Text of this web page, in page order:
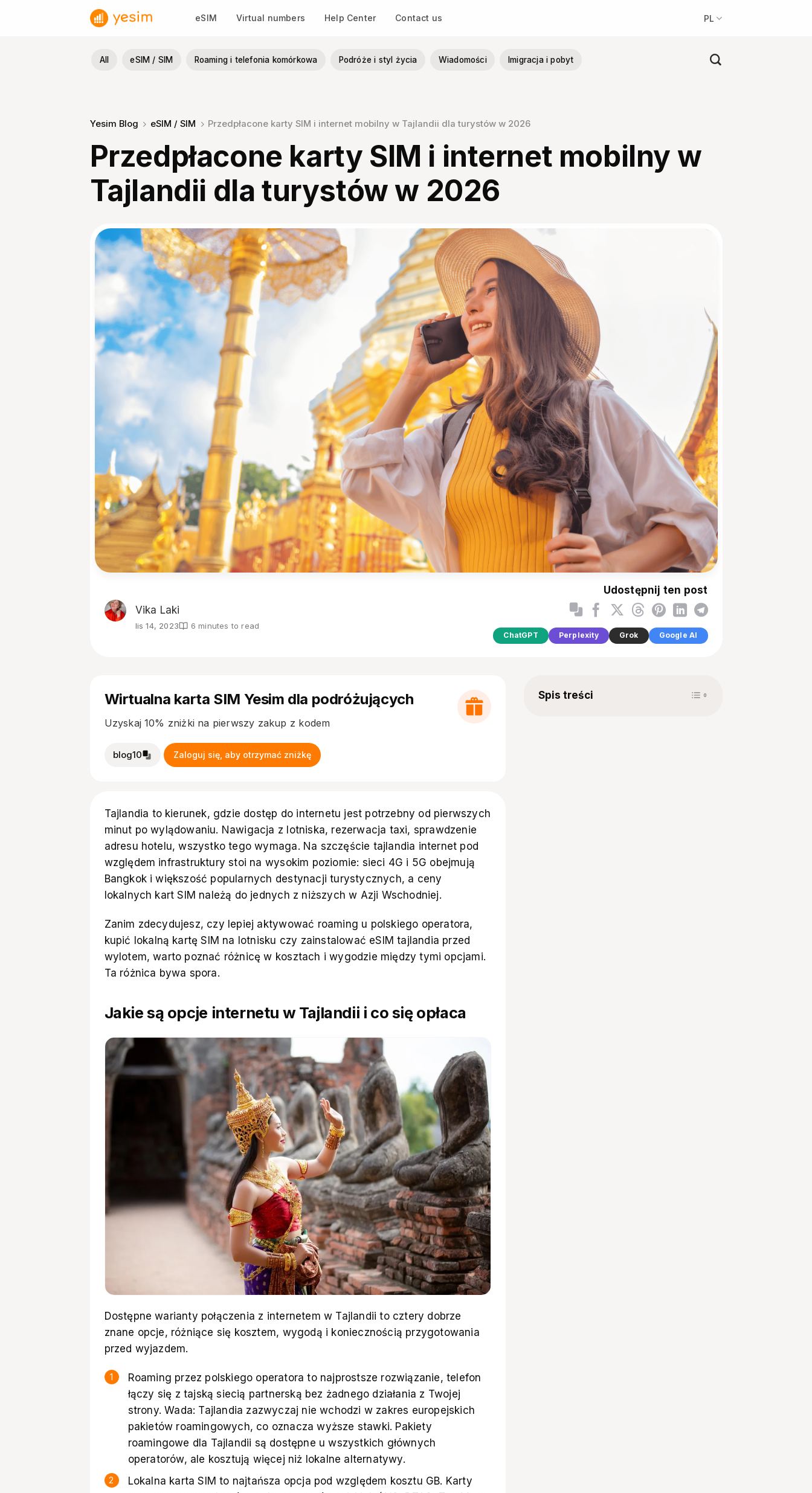
eSIM Virtual numbers Help Center Contact us PL
All eSIM / SIM Roaming i telefonia komórkowa Podróże i styl życia Wiadomości Imigracja i pobyt
Yesim Blog eSIM / SIM Przedpłacone karty SIM i internet mobilny w Tajlandii dla turystów w 2026
Przedpłacone karty SIM i internet mobilny w
Tajlandii dla turystów w 2026
Vika Laki
lis 14, 2023 6 minutes to read
Udostępnij ten post
ChatGPT Perplexity Grok Google AI
Wirtualna karta SIM Yesim dla podróżujących
Uzyskaj 10% zniżki na pierwszy zakup z kodem
blog10 Zaloguj się, aby otrzymać zniżkę
Tajlandia to kierunek, gdzie dostęp do internetu jest potrzebny od pierwszych
minut po wylądowaniu. Nawigacja z lotniska, rezerwacja taxi, sprawdzenie
adresu hotelu, wszystko tego wymaga. Na szczęście tajlandia internet pod
względem infrastruktury stoi na wysokim poziomie: sieci 4G i 5G obejmują
Bangkok i większość popularnych destynacji turystycznych, a ceny
lokalnych kart SIM należą do jednych z niższych w Azji Wschodniej.
Zanim zdecydujesz, czy lepiej aktywować roaming u polskiego operatora,
kupić lokalną kartę SIM na lotnisku czy zainstalować eSIM tajlandia przed
wylotem, warto poznać różnicę w kosztach i wygodzie między tymi opcjami.
Ta różnica bywa spora.
Jakie są opcje internetu w Tajlandii i co się opłaca
Dostępne warianty połączenia z internetem w Tajlandii to cztery dobrze
znane opcje, różniące się kosztem, wygodą i koniecznością przygotowania
przed wyjazdem.
Roaming przez polskiego operatora to najprostsze rozwiązanie, telefon
łączy się z tajską siecią partnerską bez żadnego działania z Twojej
strony. Wada: Tajlandia zazwyczaj nie wchodzi w zakres europejskich
pakietów roamingowych, co oznacza wyższe stawki. Pakiety
roamingowe dla Tajlandii są dostępne u wszystkich głównych
operatorów, ale kosztują więcej niż lokalne alternatywy.
Lokalna karta SIM to najtańsza opcja pod względem kosztu GB. Karty
Spis treści Toggle Table of Content